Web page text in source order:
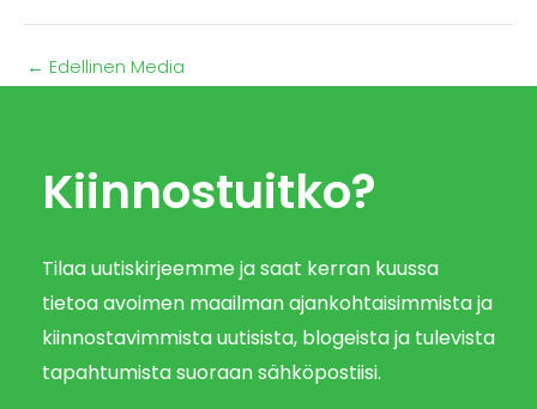
← Edellinen Media
Kiinnostuitko?
Tilaa uutiskirjeemme ja saat kerran kuussa
tietoa avoimen maailman ajankohtaisimmista ja
kiinnostavimmista uutisista, blogeista ja tulevista
tapahtumista suoraan sähköpostiisi.